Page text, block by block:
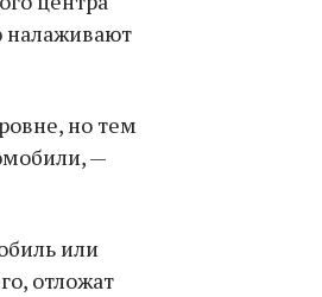
налаживают
но тем
—
или
отложат